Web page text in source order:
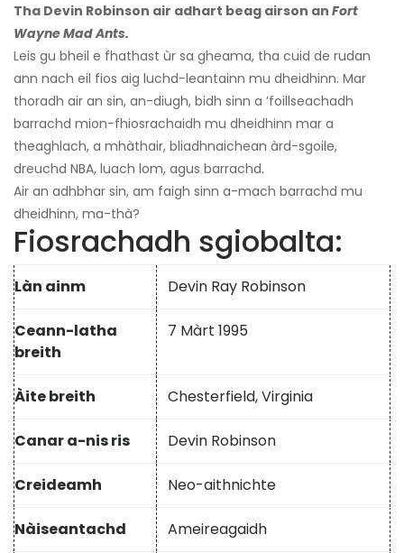
Tha Devin Robinson air adhart beag airson an Fort
Wayne Mad Ants.
Leis gu bheil e fhathast ùr sa gheama, tha cuid de rudan
ann nach eil fios aig luchd-leantainn mu dheidhinn. Mar
thoradh air an sin, an-diugh, bidh sinn a ’foillseachadh
barrachd mion-fhiosrachaidh mu dheidhinn mar a
theaghlach, a mhàthair, bliadhnaichean àrd-sgoile,
dreuchd NBA, luach lom, agus barrachd.
Air an adhbhar sin, am faigh sinn a-mach barrachd mu
dheidhinn, ma-thà?
Fiosrachadh sgiobalta:
Làn ainm Devin Ray Robinson
Ceann-latha
breith
7 Màrt 1995
Àite breith Chesterfield, Virginia
Canar a-nis ris Devin Robinson
Creideamh Neo-aithnichte
Nàiseantachd Ameireagaidh